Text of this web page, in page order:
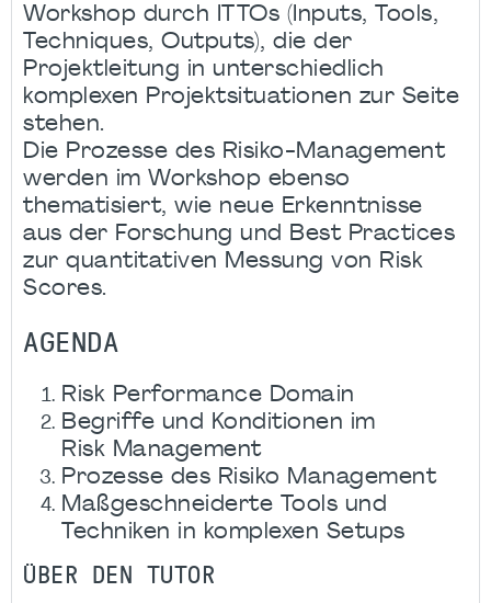
Workshop durch ITTOs (Inputs, Tools,
Techniques, Outputs), die der
Projektleitung in unterschiedlich
komplexen Projektsituationen zur Seite
stehen.
Die Prozesse des Risiko-Management
werden im Workshop ebenso
thematisiert, wie neue Erkenntnisse
aus der Forschung und Best Practices
zur quantitativen Messung von Risk
Scores.
AGENDA
Risk Performance Domain
Begriffe und Konditionen im
Risk Management
Prozesse des Risiko Management
Maßgeschneiderte Tools und
Techniken in komplexen Setups
ÜBER DEN TUTOR